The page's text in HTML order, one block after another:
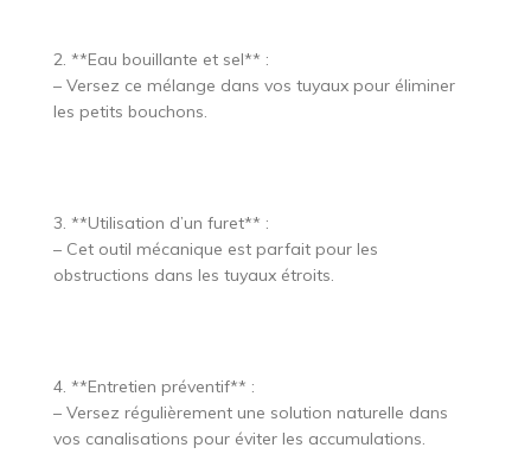
2. **Eau bouillante et sel** :
– Versez ce mélange dans vos tuyaux pour éliminer
les petits bouchons.
3. **Utilisation d’un furet** :
– Cet outil mécanique est parfait pour les
obstructions dans les tuyaux étroits.
4. **Entretien préventif** :
– Versez régulièrement une solution naturelle dans
vos canalisations pour éviter les accumulations.